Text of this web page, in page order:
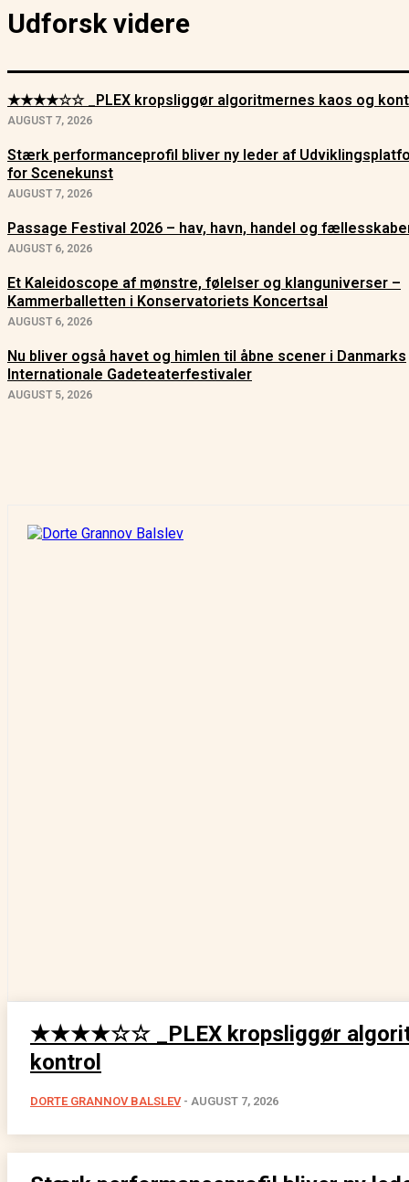
Udforsk videre
★★★★☆☆ _PLEX kropsliggør algoritmernes kaos og
AUGUST 7, 2026
Stærk performanceprofil bliver ny leder af
for Scenekunst
AUGUST 7, 2026
Passage Festival 2026 – hav, havn, handel og
AUGUST 6, 2026
Et Kaleidoscope af mønstre, følelser og klanguniverser –
Kammerballetten i Konservatoriets Koncertsal
AUGUST 6, 2026
Nu bliver også havet og himlen til åbne scener i Danmarks
Internationale Gadeteaterfestivaler
AUGUST 5, 2026
★★★★☆☆ _PLEX kropsliggør
kontrol
DORTE GRANNOV BALSLEV - AUGUST 7, 2026